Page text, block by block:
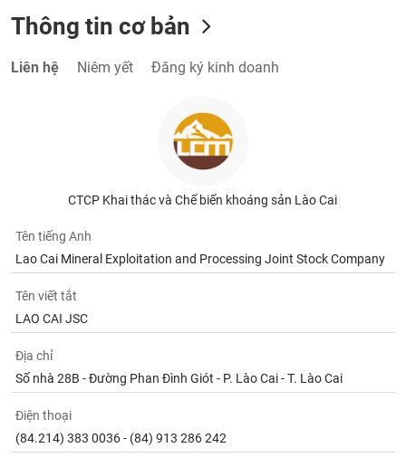
Thông tin cơ bản
Liên hệ Niêm yết Đăng ký kinh doanh
CTCP Khai thác và Chế biến khoáng sản Lào Cai
Tên tiếng Anh
Lao Cai Mineral Exploitation and Processing Joint Stock Company
Tên viết tắt
LAO CAI JSC
Địa chỉ
Số nhà 28B - Đường Phan Đình Giót - P. Lào Cai - T. Lào Cai
Điện thoại
(84.214) 383 0036 - (84) 913 286 242